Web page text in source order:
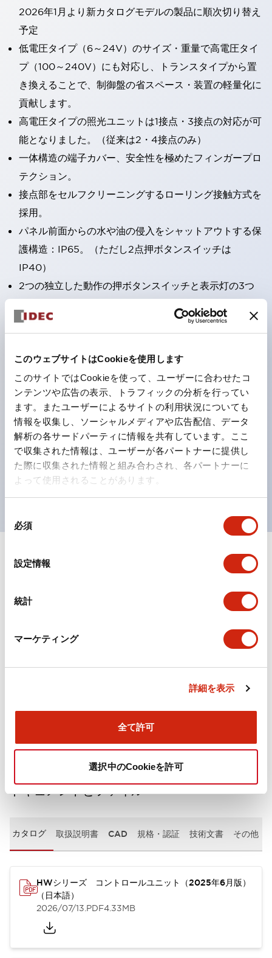
このウェブサイトはCookieを使用します
このサイトではCookieを使って、ユーザーに合わせたコ
ンテンツや広告の表示、トラフィックの分析を行ってい
ます。またユーザーによるサイトの利用状況についても
情報を収集し、ソーシャルメディアや広告配信、データ
解析の各サードパーティに情報を共有しています。ここ
で収集された情報は、ユーザーが各パートナーに提供し
た際に収集された情報と組み合わされ、各パートナーに
よって使用されることがあります。
必須
設定情報
統計
マーケティング
詳細を表示
全て許可
選択中のCookieを許可
2026年1月より新カタログモデルの製品に順次切り替え
予定
低電圧タイプ（6～24V）のサイズ・重量で高電圧タイ
プ（100～240V）にも対応し、トランスタイプから置
き換えることで、制御盤の省スペース・装置の軽量化に
貢献します。
高電圧タイプの照光ユニットは1接点・3接点の対応が可
能となりました。（従来は2・4接点のみ）
一体構造の端子カバー、安全性を極めたフィンガープロ
テクション。
接点部をセルフクリーニングするローリング接触方式を
採用。
パネル前面からの水や油の侵入をシャットアウトする保
護構造：IP65。（ただし2点押ボタンスイッチは
IP40）
2つの独立した動作の押ボタンスイッチと表示灯の3つ
チも完備。
1つで6色の役をこなすLED球（LSRD球）。これまで色
ごとに分かれていたLED球を、1色のLED球で各色を表
現できるようにしました。
カラーユニバーサルデザインに対応。表示灯（角平形）
の点灯/消灯の認識および、点灯時のランプ色の識別が
対応。
ISO 3864-4安全色に対応。危険時や緊急事態時の色表
現がより明確・鮮明で、より多くの方が識別可能に。
仕様 すべて展開 +
ドキュメントとファイル
カタログ 取扱説明書 CAD 規格・認証 技術文書 その他
HWシリーズ コントロールユニット（2025年6月版）
（日本語）
2026/07/13.PDF4.33MB